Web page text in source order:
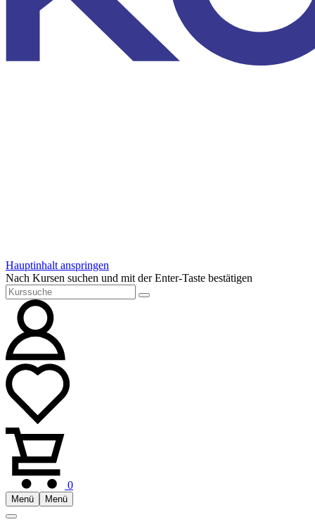
Hauptinhalt anspringen
Nach Kursen suchen und mit der Enter-Taste bestätigen
0
Menü Menü